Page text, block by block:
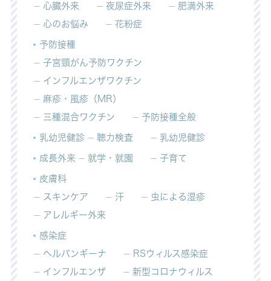
心臓外来
夜尿症外来
肥満外来
心のお悩み
花粉症
予防接種
子宮頸がん予防ワクチン
インフルエンザワクチン
麻疹・風疹（MR）
三種混合ワクチン
予防接種全般
乳幼児健診 聴力検査 乳幼児健診
成長外来 就学・就園 子育て
皮膚科
スキンケア
汗
虫による湿疹
アレルギー外来
感染症
ヘルパンギーナ
RSウィルス感染症
インフルエンザ
新型コロナウィルス